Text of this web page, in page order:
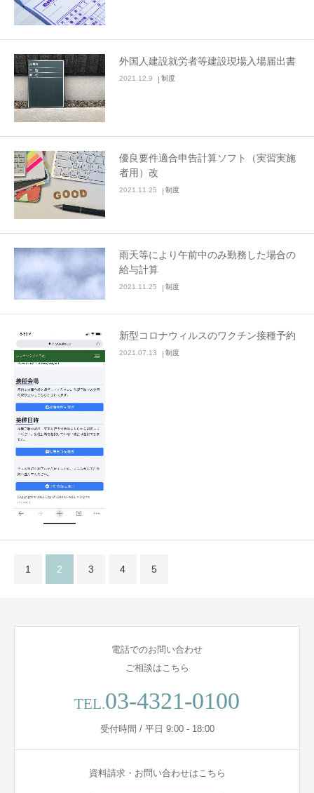
外国人建設就労者等建設現場入場届出書
2021.12.9 制度
優良要件適合申告計算ソフト（実習実施
者用）改
2021.11.25 制度
雨天等により午前中のみ勤務した場合の
給与計算
2021.11.25 制度
新型コロナウィルスのワクチン接種予約
2021.07.13 制度
1 2 3 4 5
電話でのお問い合わせ
ご相談はこちら
TEL.03-4321-0100
受付時間 / 平日 9:00 - 18:00
資料請求・お問い合わせはこちら